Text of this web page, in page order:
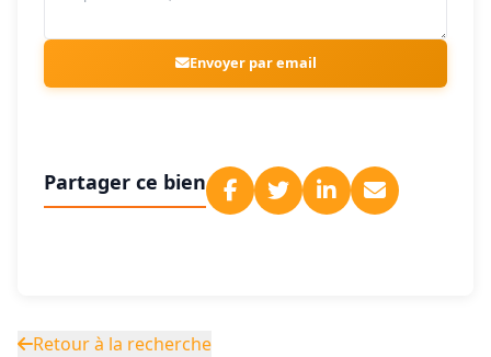
Envoyer par email
Partager ce bien
Retour à la recherche